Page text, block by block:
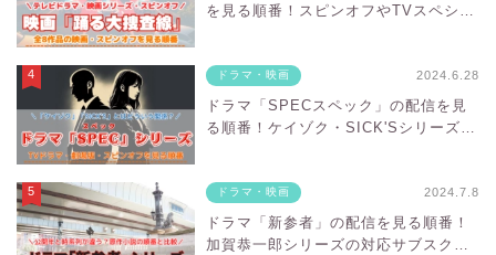
を見る順番！スピンオフやTVスペシャ
ドラマ・映画 2024.6.28
ドラマ「SPECスペック」の配信を見
る順番！ケイゾク・SICK'Sシリーズの
ドラマ・映画 2024.7.8
ドラマ「新参者」の配信を見る順番！
加賀恭一郎シリーズの対応サブスクを